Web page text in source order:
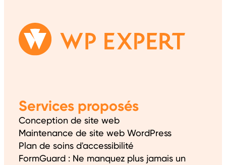
Services proposés
Conception de site web
Maintenance de site web WordPress
Plan de soins d'accessibilité
FormGuard : Ne manquez plus jamais un